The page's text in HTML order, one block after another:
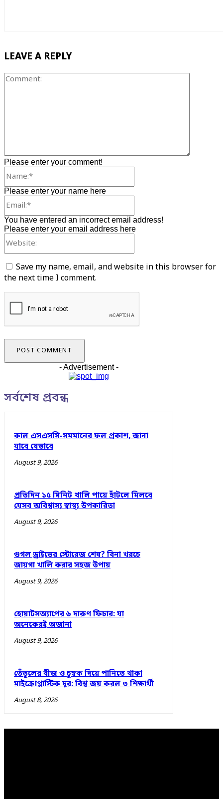
LEAVE A REPLY
Please enter your comment!
Please enter your name here
You have entered an incorrect email address!
Please enter your email address here
Save my name, email, and website in this browser for
the next time I comment.
- Advertisement -
সর্বশেষ প্রবন্ধ
কাল এসএসসি-সমমানের ফল প্রকাশ, জানা
যাবে যেভাবে
August 9, 2026
প্রতিদিন ১৫ মিনিট খালি পায়ে হাঁটলে মিলবে
যেসব অবিশ্বাস্য স্বাস্থ্য উপকারিতা
August 9, 2026
গুগল ড্রাইভের স্টোরেজ শেষ? বিনা খরচে
জায়গা খালি করার সহজ উপায়
August 9, 2026
হোয়াটসঅ্যাপের ৬ দারুণ ফিচার: যা
অনেকেরই অজানা
August 9, 2026
তেঁতুলের বীজ ও চুম্বক দিয়ে পানিতে থাকা
মাইক্রোপ্লাস্টিক দূর: বিশ্ব জয় করল ৩ শিক্ষার্থী
August 8, 2026